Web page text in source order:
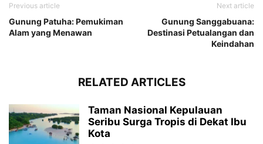
Previous article
Gunung Patuha: Pemukiman
Alam yang Menawan
Next article
Gunung Sanggabuana:
Destinasi Petualangan dan
Keindahan
RELATED ARTICLES
Taman Nasional Kepulauan
Seribu Surga Tropis di Dekat Ibu
Kota